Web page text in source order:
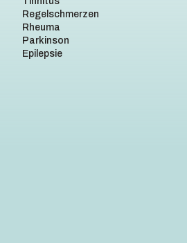
Regelschmerzen
Rheuma
Parkinson
Epilepsie